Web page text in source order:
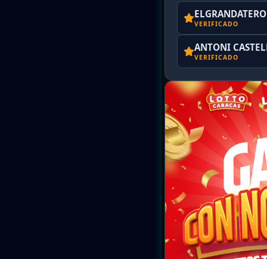
VERIFICADO
ANTONI
VERIFICADO